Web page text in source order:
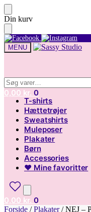
Skip
to
navigation
Skip
to
content
Din kurv
MENU
Søg
efter:
0,00 kr. 0
Søg
efter:
T-shirts
Hættetrøjer
Sweatshirts
Muleposer
Plakater
Børn
Accessories
♥ Mine favoritter
0,00 kr. 0
Forside /Plakater/NEJ –